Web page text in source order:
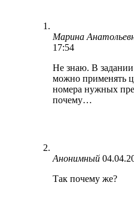
Марина
17:54
Не знаю. В
можно применять
номера нужных
почему…
Анонимный
Так почему же?